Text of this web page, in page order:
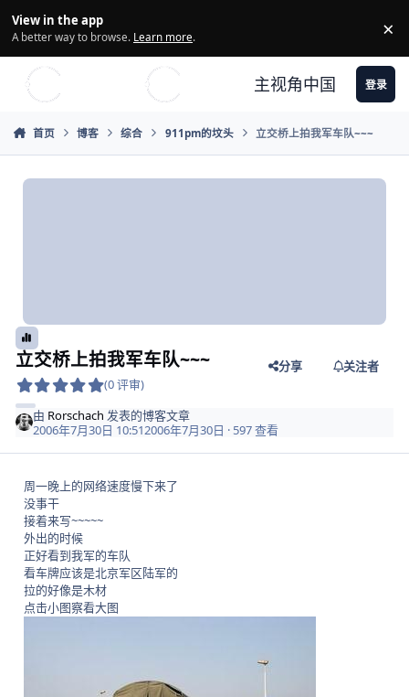
View in the app
A better way to browse. Learn more. ×
主视角中国 登录
首页 博客 综合 911pm的坟头 立交桥上拍我军车队~~~
立交桥上拍我军车队~~~
(0 评审)
分享 关注者
由 Rorschach 发表的博客文章
2006年7月30日 10:512006年7月30日 · 597 查看
周一晚上的网络速度慢下来了
没事干
接着来写~~~~~
外出的时候
正好看到我军的车队
看车牌应该是北京军区陆军的
拉的好像是木材
点击小图察看大图